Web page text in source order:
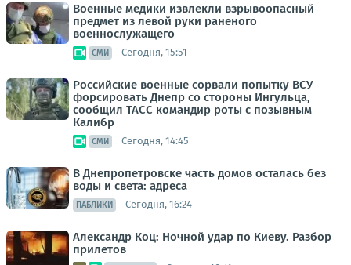
Военные медики извлекли взрывоопасный
предмет из левой руки раненого
военнослужащего
СМИ Сегодня, 15:51
Российские военные сорвали попытку ВСУ
форсировать Днепр со стороны Ингульца,
сообщил ТАСС командир роты с позывным
Калибр
СМИ Сегодня, 14:45
В Днепропетровске часть домов осталась без
воды и света: адреса
ПАБЛИКИ Сегодня, 16:24
Александр Коц: Ночной удар по Киеву. Разбор
прилетов